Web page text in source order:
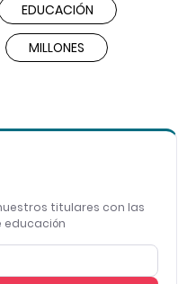
EDUCACIÓN
MILLONES
titulares con las